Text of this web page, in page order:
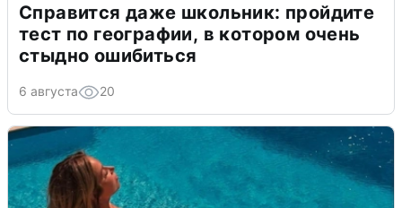
Справится даже школьник: пройдите
тест по географии, в котором очень
стыдно ошибиться
6 августа 20